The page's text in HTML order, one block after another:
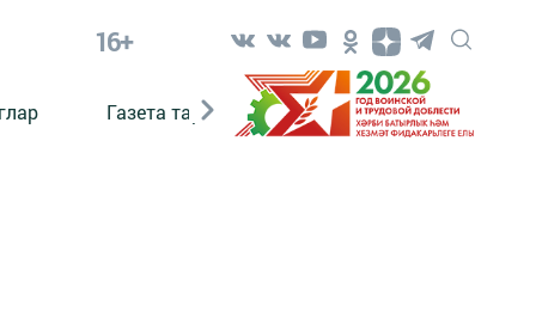
16+
Газета тарихы Әкият Әкият